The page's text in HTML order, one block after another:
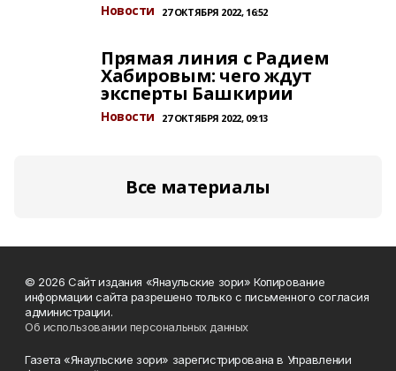
Новости 27 ОКТЯБРЯ 2022, 16:52
Прямая линия с Радием
Хабировым: чего ждут
эксперты Башкирии
Новости 27 ОКТЯБРЯ 2022, 09:13
Все материалы
© 2026 Сайт издания «Янаульские зори» Копирование
информации сайта разрешено только с письменного согласия
администрации.
Об использовании персональных данных
Газета «Янаульские зори» зарегистрирована в Управлении